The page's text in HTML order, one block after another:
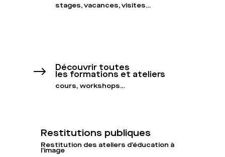
stages, vacances, visites…
$ Découvrir toutes
les formations et ateliers
cours, workshops…
Restitutions publiques
Restitution des ateliers d’éducation à
l’image